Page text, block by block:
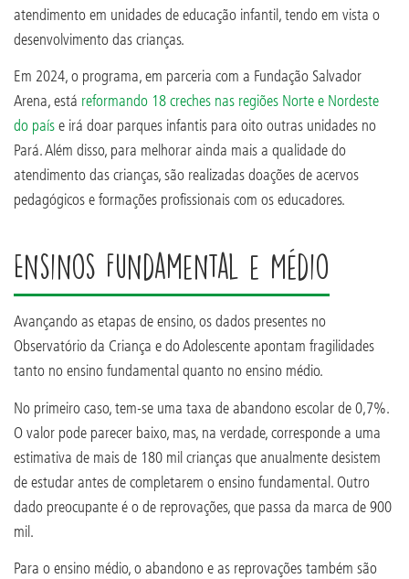
atendimento em unidades de educação infantil, tendo em vista o
desenvolvimento das crianças.
Em 2024, o programa, em parceria com a Fundação Salvador
Arena, está reformando 18 creches nas regiões Norte e Nordeste
do paíse irá doar parques infantis para oito outras unidades no
Pará. Além disso, para melhorar ainda mais a qualidade do
atendimento das crianças, são realizadas doações de acervos
pedagógicos e formações profissionais com os educadores.
Ensinos Fundamental e Médio
Avançando as etapas de ensino, os dados presentes no
Observatório da Criança e do Adolescente apontam fragilidades
tanto no ensino fundamental quanto no ensino médio.
No primeiro caso, tem-se uma taxa de abandono escolar de 0,7%.
O valor pode parecer baixo, mas, na verdade, corresponde a uma
estimativa de mais de 180 mil crianças que anualmente desistem
de estudar antes de completarem o ensino fundamental. Outro
dado preocupante é o de reprovações, que passa da marca de 900
mil.
Para o ensino médio, o abandono e as reprovações também são